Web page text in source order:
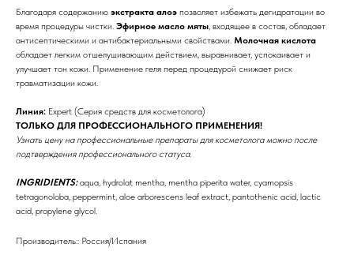
Благодаря содержанию экстракта алоэ позволяет избежать дегидратации во
время процедуры чистки. Эфирное масло мяты, входящее в состав, обладает
антисептическими и антибактериальными свойствами. Молочная кислота
обладает легким отшелушивающим действием, выравнивает, успокаивает и
улучшает тон кожи. Применение геля перед процедурой снижает риск
травматизации кожи.
Линия: Expert (Серия средств для косметолога)
ТОЛЬКО ДЛЯ ПРОФЕССИОНАЛЬНОГО ПРИМЕНЕНИЯ!
Узнать цену на профессиональные препараты для косметолога можно после
подтверждения профессионального статуса.
INGRIDIENTS:aqua, hydrolat mentha, mentha piperita water, cyamopsis
tetragonoloba, peppermint, aloe arborescens leaf extract, pantothenic acid, lactic
acid, propylene glycol.
Производитель:: Россия/Испания